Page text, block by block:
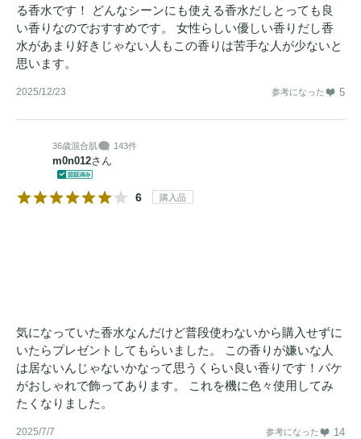
る香水です！ どんなシーンにも使える香水だしとっても良
い香りなのでおすすめです。 女性らしい優しい香りだし香
水があまり好きじゃない人もこの香りは苦手な人が少ないと
思います。
2025/12/23 参考になった 5
36歳混合肌 143件
m0n012さん
6 購入品
気になっていた香水なんだけど普段使わないから購入せずに
いたらプレゼントしてもらいました。 この香りが嫌いな人
は居ないんじゃないかなって思うくらい良い香りです！パケ
がおしゃれで飾ってあります。 これを機に色々使用してみ
たくなりました。
2025/7/7 参考になった 14